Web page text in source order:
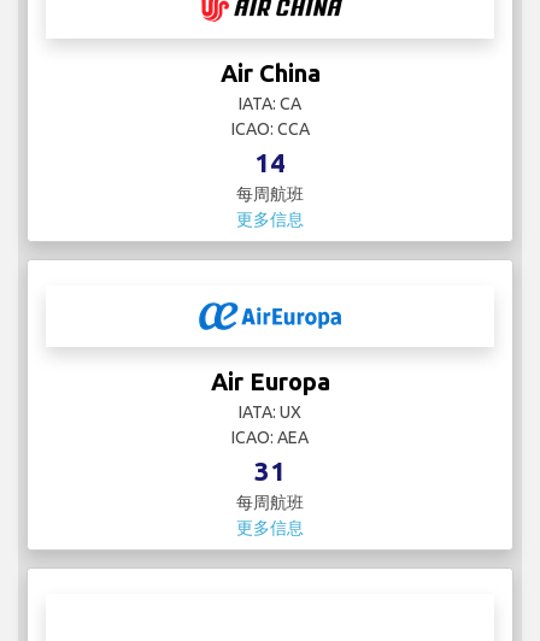
Air China
IATA: CA
ICAO: CCA
14
每周航班
更多信息
Air Europa
IATA: UX
ICAO: AEA
31
每周航班
更多信息